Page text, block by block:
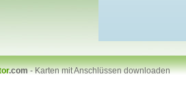
.com-Karten mit Anschlüssen downloaden